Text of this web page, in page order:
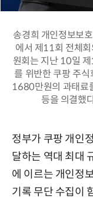
송경희 개인정보보
에서 제11회 전체
원회는 지난 10일
를 위반한 쿠팡 주
1680만원의 과태료
등을 의결했
정부가 쿠팡 개인
달하는 역대 최대
에 이르는 개인정
기록 무단 수집이